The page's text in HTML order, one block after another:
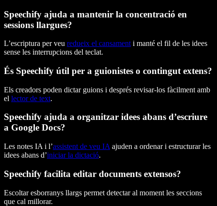
Speechify ajuda a mantenir la concentració en
sessions llargues?
L’escriptura per veu redueix el cansament i manté el fil de les idees
sense les interrupcions del teclat.
És Speechify útil per a guionistes o contingut extens?
Els creadors poden dictar guions i després revisar-los fàcilment amb
el lector de text.
Speechify ajuda a organitzar idees abans d’escriure
a Google Docs?
Les notes IA i l’assistent de veu IA ajuden a ordenar i estructurar les
idees abans d’iniciar la dictació.
Speechify facilita editar documents extensos?
Escoltar esborranys llargs permet detectar al moment les seccions
que cal millorar.